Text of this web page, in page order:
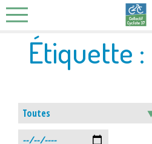
Skip
to
contentÉtiquette :